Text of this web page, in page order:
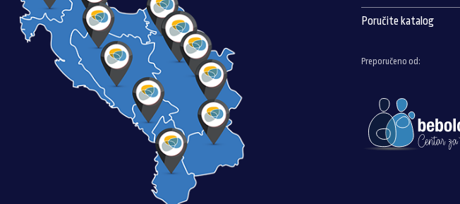
Poručite katalog
Preporučeno od: